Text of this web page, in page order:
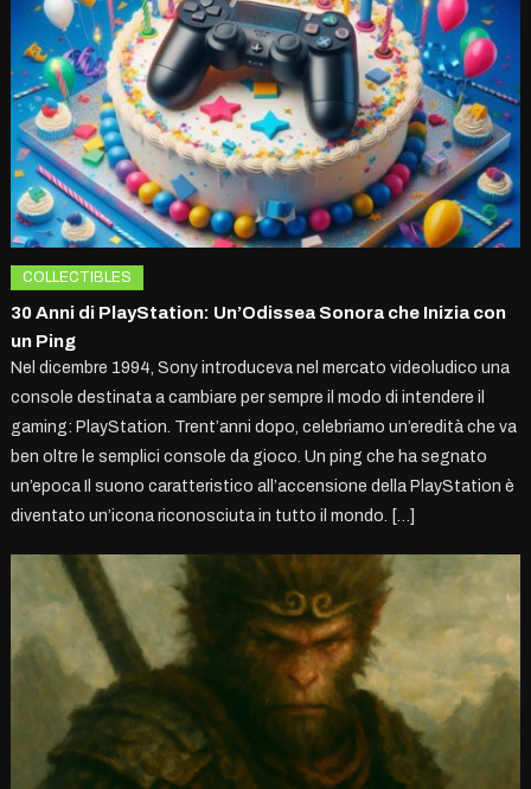
COLLECTIBLES
30 Anni di PlayStation: Un’Odissea Sonora che Inizia con
un Ping
Nel dicembre 1994, Sony introduceva nel mercato videoludico una
console destinata a cambiare per sempre il modo di intendere il
gaming: PlayStation. Trent’anni dopo, celebriamo un’eredità che va
ben oltre le semplici console da gioco. Un ping che ha segnato
un’epoca Il suono caratteristico all’accensione della PlayStation è
diventato un’icona riconosciuta in tutto il mondo. […]